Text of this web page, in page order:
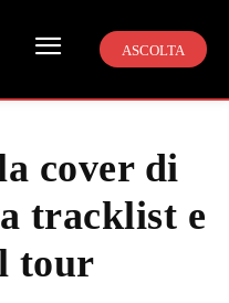
ASCOLTA
cover di
tracklist e
tour